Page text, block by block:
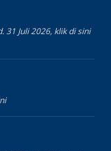
31 Juli 2026, klik di sini